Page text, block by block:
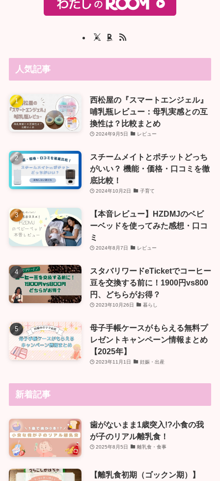
人気記事
西松屋の『スマートエンジェル』
哺乳瓶レビュー：母乳実感との互
換性は？比較まとめ
2024年9月5日 レビュー
スチームメイトとポチットどっち
がいい？ 機能・価格・口コミを徹
底比較！
2024年10月2日 子育て
【本音レビュー】HZDMJのベビ
ーベッドを使ってみた感想・口コ
ミ
2024年8月7日 レビュー
スタバリワードeTicketでコーヒー
豆を交換する前に！1900円vs800
円、どちらがお得？
2023年10月26日 暮らし
母子手帳ケースがもらえる無料プ
レゼントキャンペーン情報まとめ
【2025年】
2023年11月1日 妊娠・出産
新着記事
歯がないまま1歳突入!?小食の我
が子のリアル離乳食！
2025年8月5日 離乳食・食事
【離乳食初期（ゴックン期）】